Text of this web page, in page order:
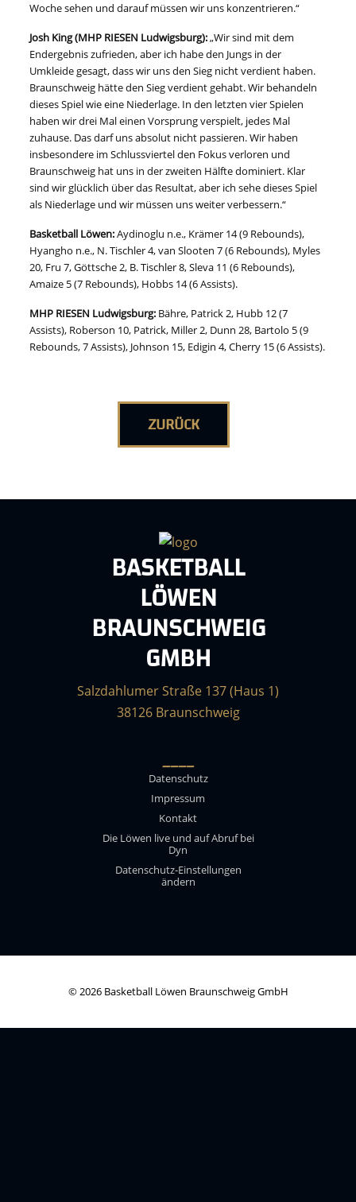
Woche sehen und darauf müssen wir uns konzentrieren.“
Josh King (MHP RIESEN Ludwigsburg):„Wir sind mit dem
Endergebnis zufrieden, aber ich habe den Jungs in der
Umkleide gesagt, dass wir uns den Sieg nicht verdient haben.
Braunschweig hätte den Sieg verdient gehabt. Wir behandeln
dieses Spiel wie eine Niederlage. In den letzten vier Spielen
haben wir drei Mal einen Vorsprung verspielt, jedes Mal
zuhause. Das darf uns absolut nicht passieren. Wir haben
insbesondere im Schlussviertel den Fokus verloren und
Braunschweig hat uns in der zweiten Hälfte dominiert. Klar
sind wir glücklich über das Resultat, aber ich sehe dieses Spiel
als Niederlage und wir müssen uns weiter verbessern.“
Basketball Löwen:Aydinoglu n.e., Krämer 14 (9 Rebounds),
Hyangho n.e., N. Tischler 4, van Slooten 7 (6 Rebounds), Myles
20, Fru 7, Göttsche 2, B. Tischler 8, Sleva 11 (6 Rebounds),
Amaize 5 (7 Rebounds), Hobbs 14 (6 Assists).
MHP RIESEN Ludwigsburg: Bähre, Patrick 2, Hubb 12 (7
Assists), Roberson 10, Patrick, Miller 2, Dunn 28, Bartolo 5 (9
Rebounds, 7 Assists), Johnson 15, Edigin 4, Cherry 15 (6 Assists).
ZURÜCK
BASKETBALL
LÖWEN
BRAUNSCHWEIG
GMBH
Salzdahlumer Straße 137 (Haus 1)
38126 Braunschweig
____
Datenschutz
Impressum
Kontakt
Die Löwen live und auf Abruf bei
Dyn
Datenschutz-Einstellungen
ändern
© 2026 Basketball Löwen Braunschweig GmbH